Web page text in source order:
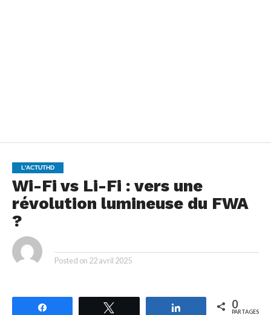
L'ACTUTHD
Wi-Fi vs Li-Fi : vers une
révolution lumineuse du FWA
?
Posted on 22 avril 2025
Partagez 0
PARTAGES